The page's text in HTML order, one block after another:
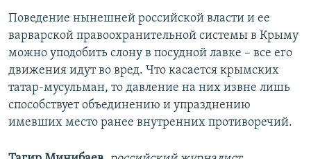
Поведение нынешней российской власти и ее
варварской правоохранительной системы в Крыму
можно уподобить слону в посудной лавке – все его
движения идут во вред. Что касается крымских
татар-мусульман, то давление на них извне лишь
способствует объединению и упразднению
имевших место ранее внутренних противоречий.